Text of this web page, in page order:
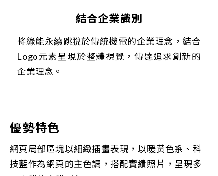
結合企業識別
將綠能永續跳脫於傳統機電的企業理念，結合
Logo元素呈現於整體視覺，傳達追求創新的
企業理念。
優勢特色
網頁局部區塊以細緻插畫表現，以暖黃色系、科
技藍作為網頁的主色調，搭配實績照片，呈現多